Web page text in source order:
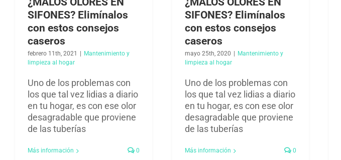
SIFONES? Elimínalos
con estos consejos
caseros
febrero 11th, 2021
Mantenimiento y
limpieza al hogar​
Uno de los problemas con
los que tal vez lidias a diario
en tu hogar, es con ese olor
desagradable que proviene
de las tuberías
Más información 0
SIFONES? Elimínalos
con estos consejos
caseros
mayo 25th, 2020
Mantenimiento y
limpieza al hogar​
Uno de los problemas con
los que tal vez lidias a diario
en tu hogar, es con ese olor
desagradable que proviene
de las tuberías
Más información 0